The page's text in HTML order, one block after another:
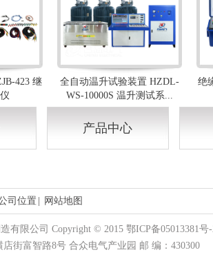
423 继
全自动温升试验装置 HZDL-
WS-10000S 温升测试系...
绝
产品中心
司位置 网站地图
有限公司 Copyright © 2015 鄂ICP备05013381号
街富智路8号 合众电气产业园 邮 编：430300